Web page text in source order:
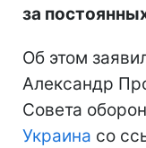
за
Об этом
Александр
Совета
Украина со